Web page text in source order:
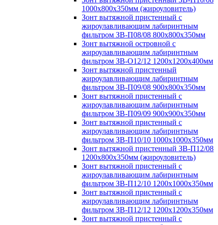
1000х800х350мм (жироуловитель)
Зонт вытяжной пристенный с
жироулавливающим лабиринтным
фильтром ЗВ-П08/08 800х800х350мм
Зонт вытяжной островной с
жироулавливающим лабиринтным
фильтром ЗВ-О12/12 1200х1200х400мм
Зонт вытяжной пристенный
жироулавливающим лабиринтным
фильтром ЗВ-П09/08 900х800х350мм
Зонт вытяжной пристенный с
жироулавливающим лабиринтным
фильтром ЗВ-П09/09 900х900х350мм
Зонт вытяжной пристенный с
жироулавливающим лабиринтным
фильтром ЗВ-П10/10 1000х1000х350мм
Зонт вытяжной пристенный ЗВ-П12/08
1200х800х350мм (жироуловитель)
Зонт вытяжной пристенный с
жироулавливающим лабиринтным
фильтром ЗВ-П12/10 1200х1000х350мм
Зонт вытяжной пристенный с
жироулавливающим лабиринтным
фильтром ЗВ-П12/12 1200х1200х350мм
Зонт вытяжной пристенный с